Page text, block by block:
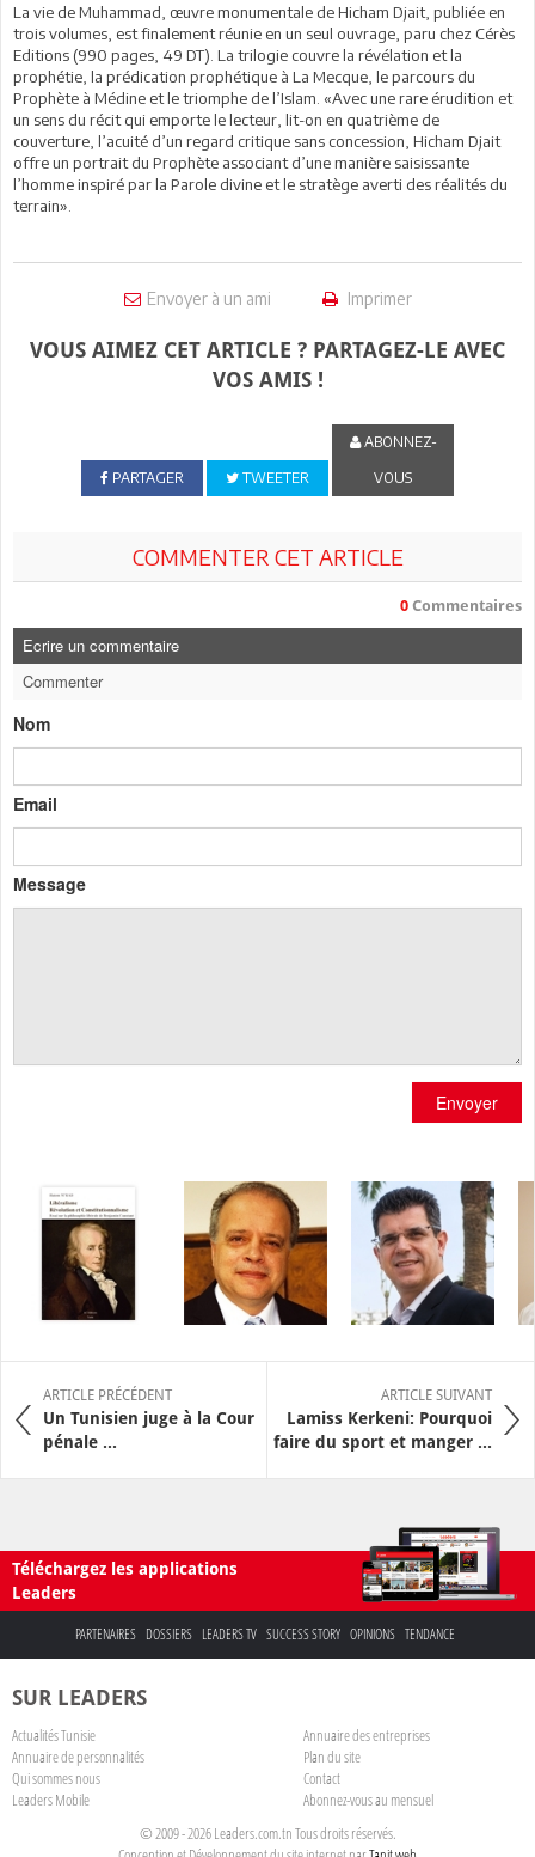
La vie de Muhammad, œuvre monumentale de Hicham Djait, publiée en
trois volumes, est finalement réunie en un seul ouvrage, paru chez Cérès
Editions (990 pages, 49 DT). La trilogie couvre la révélation et la
prophétie, la prédication prophétique à La Mecque, le parcours du
Prophète à Médine et le triomphe de l’Islam. «Avec une rare érudition et
un sens du récit qui emporte le lecteur, lit-on en quatrième de
couverture, l’acuité d’un regard critique sans concession, Hicham Djait
offre un portrait du Prophète associant d’une manière saisissante
l’homme inspiré par la Parole divine et le stratège averti des réalités du
terrain».
Envoyer à un ami Imprimer
VOUS AIMEZ CET ARTICLE ? PARTAGEZ-LE AVEC
VOS AMIS !
PARTAGER TWEETER
ABONNEZ-
VOUS
COMMENTER CET ARTICLE
0 Commentaires
Ecrire un commentaire
Commenter
Nom
Email
Message
Envoyer
ARTICLE PRÉCÉDENT
Un Tunisien juge à la Cour
pénale ...
ARTICLE SUIVANT
Lamiss Kerkeni: Pourquoi
faire du sport et manger ...
Téléchargez les applications
Leaders
PARTENAIRES DOSSIERS LEADERS TV SUCCESS STORY OPINIONS TENDANCE
SUR LEADERS
Actualités Tunisie
Annuaire des entreprises
Annuaire de personnalités
Plan du site
Qui sommes nous
Contact
Leaders Mobile
Abonnez-vous au mensuel
© 2009 - 2026 Leaders.com.tn Tous droits réservés.